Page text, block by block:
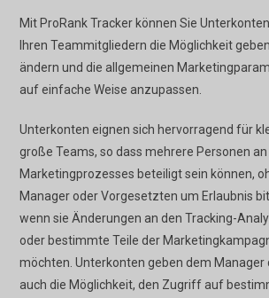
Mit ProRank Tracker können Sie
Ihren Teammitgliedern die Möglichkeit
ändern und die allgemeinen
auf einfache Weise anzupassen.
Unterkonten eignen sich hervorragend für
große Teams, so dass mehrere Personen
Marketingprozesses beteiligt sein können,
Manager oder Vorgesetzten um Erlaubnis
wenn sie Änderungen an den Tracking-
oder bestimmte Teile der
möchten. Unterkonten geben dem Manager
auch die Möglichkeit, den Zugriff auf